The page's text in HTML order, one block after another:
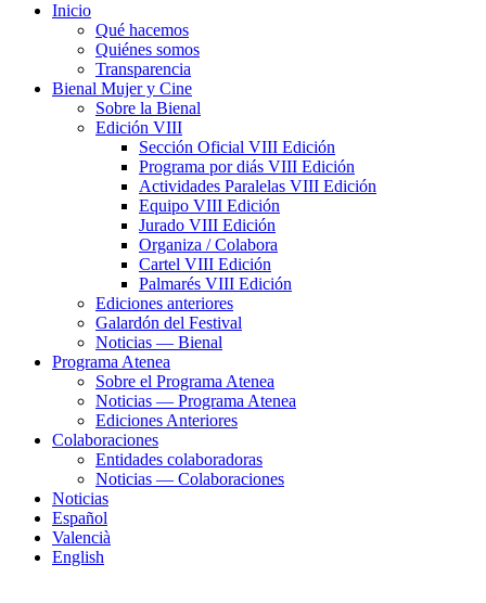
Inicio
Qué hacemos
Quiénes somos
Transparencia
Bienal Mujer y Cine
Sobre la Bienal
Edición VIII
Sección Oficial VIII Edición
Programa por diás VIII Edición
Actividades Paralelas VIII Edición
Equipo VIII Edición
Jurado VIII Edición
Organiza / Colabora
Cartel VIII Edición
Palmarés VIII Edición
Ediciones anteriores
Galardón del Festival
Noticias — Bienal
Programa Atenea
Sobre el Programa Atenea
Noticias — Programa Atenea
Ediciones Anteriores
Colaboraciones
Entidades colaboradoras
Noticias — Colaboraciones
Noticias
Español
Valencià
English